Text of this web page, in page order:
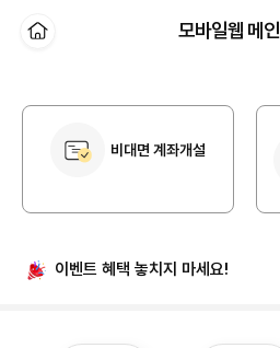
모바일웹 메인
비대면 계좌개설
이벤트 혜택 놓치지 마세요!